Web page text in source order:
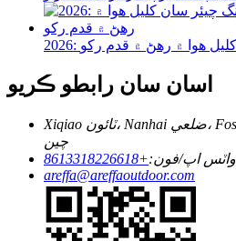
اسان سان رابطو ڪريو
Xiqiao ٽائون، Nanhai ضلعي، Foshan، Guangdong صوبي،
چين
واٽس اپ/فون:+8613318226618
areffa@areffaoutdoor.com